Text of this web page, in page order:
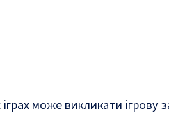
може викликати